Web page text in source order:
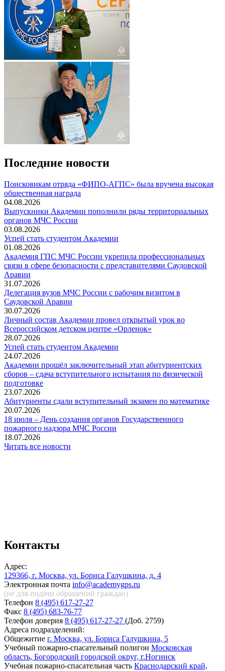
Последние новости
Поисковикам отряда «ФИПО-АГПС» была вручена высокая
общественная награда
04.08.2026
Выпускники Академии пополнили ряды территориальных
органов МЧС России
03.08.2026
Успей стать студентом Академии
01.08.2026
Академия ГПС МЧС России укрепила профессиональных
связи в сфере безопасности с представителями Саудовской
Аравии
31.07.2026
Делегация вузов МЧС России с рабочим визитом в
Саудовской Аравии
30.07.2026
Личный состав Академии провел открытый урок во
Всероссийском детском центре «Орленок»
28.07.2026
️Успей стать студентом Академии
24.07.2026
Академии прошёл заключительный этап абитуриентских
сборов – сдача вступительного испытания по физической
подготовке
23.07.2026
Абитуриенты сдали вступительный экзамен по математике
20.07.2026
18 июля – День создания органов Государственного
пожарного надзора МЧС России
18.07.2026
Читать все новости
Контакты
Адрес:
129366, г. Москва, ул. Бориса Галушкина, д. 4
Электронная почта info@academygps.ru
(не для подачи обращений граждан)
Телефон 8 (495) 617-27-27
Факс 8 (495) 683-76-77
Телефон доверия 8 (495) 617-27-27 (Доб. 2759)
Адреса подразделений:
Общежитие г. Москва, ул. Бориса Галушкина, 5
Учебный пожарно-спасательный полигон Московская
область, Богородский городской округ, г.Ногинск
Учебная пожарно-спасательная часть Краснодарский край,